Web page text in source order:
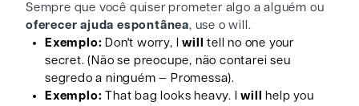
Sempre que você quiser prometer algo a alguém ou
oferecer ajuda espontânea, use o will.
Exemplo: Don't worry, Iwill
tell no one your
secret. (Não se preocupe, não contarei seu
segredo a ninguém — Promessa).
Exemplo: That bag looks heavy. Iwill
help you